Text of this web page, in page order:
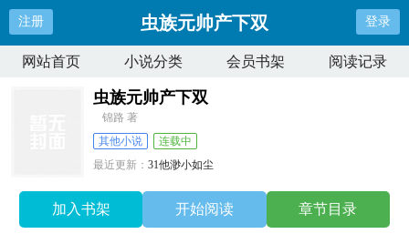
注册 虫族元帅产下双 登录
网站首页 小说分类 会员书架 阅读记录
虫族元帅产下双
锦路 著
其他小说
连载中
最近更新：31他渺小如尘
加入书架 开始阅读 章节目录